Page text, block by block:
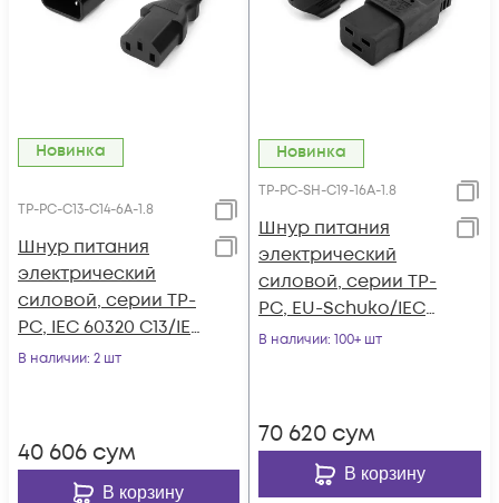
Новинка
TP-PC-С13-С14-6A-1.8
Шнур питания
электрический
силовой, серии TP-
PC, IEC 60320 С13/IEC
60320 С14 прямой,
В наличии: 2 шт
40 606 сум
В корзину
Новинка
TP-PC-SH-C19-16A-1.8
Шнур питания
электрический
силовой, серии TP-
PC, EU-Schuko/IEC
60320 C19 прямой,
В наличии: 100+ шт
70 620 сум
В корзину